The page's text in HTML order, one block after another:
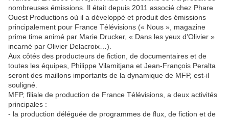
nombreuses émissions. Il était depuis 2011 associé chez Phare
Ouest Productions où il a développé et produit des émissions
principalement pour France Télévisions (« Nous », magazine
prime time animé par Marie Drucker, « Dans les yeux d’Olivier »
incarné par Olivier Delacroix…).
Aux côtés des producteurs de fiction, de documentaires et de
toutes les équipes, Philippe Vilamitjana et Jean-François Peralta
seront des maillons importants de la dynamique de MFP, est-il
souligné.
MFP, filiale de production de France Télévisions, a deux activités
principales :
- la production déléguée de programmes de flux, de fiction et de